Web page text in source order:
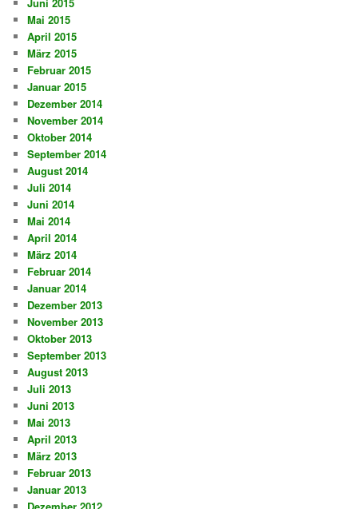
Mai 2015
April 2015
März 2015
Februar 2015
Januar 2015
Dezember 2014
November 2014
Oktober 2014
September 2014
August 2014
Juli 2014
Juni 2014
Mai 2014
April 2014
März 2014
Februar 2014
Januar 2014
Dezember 2013
November 2013
Oktober 2013
September 2013
August 2013
Juli 2013
Juni 2013
Mai 2013
April 2013
März 2013
Februar 2013
Januar 2013